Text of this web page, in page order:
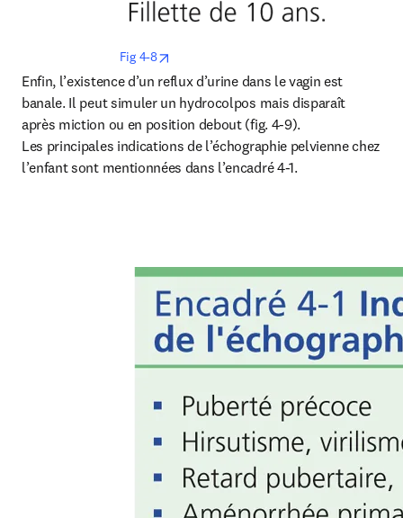
Fig 4-8
Enfin, l’existence d’un reflux d’urine dans le vagin est
banale. Il peut simuler un hydrocolpos mais disparaît
après miction ou en position debout (fig. 4-9).
Les principales indications de l’échographie pelvienne chez
l’enfant sont mentionnées dans l’encadré 4-1.